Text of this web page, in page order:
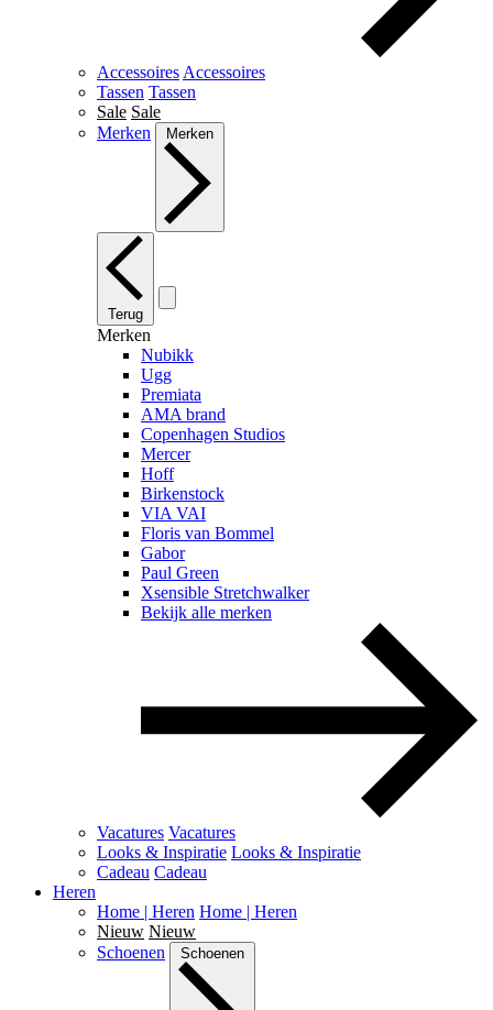
Accessoires Accessoires
Tassen Tassen
Sale Sale
Merken
Merken
Terug
Merken
Nubikk
Ugg
Premiata
AMA brand
Copenhagen Studios
Mercer
Hoff
Birkenstock
VIA VAI
Floris van Bommel
Gabor
Paul Green
Xsensible Stretchwalker
Bekijk alle merken
Vacatures Vacatures
Looks & Inspiratie Looks & Inspiratie
Cadeau Cadeau
Heren
Home | Heren Home | Heren
Nieuw Nieuw
Schoenen
Schoenen